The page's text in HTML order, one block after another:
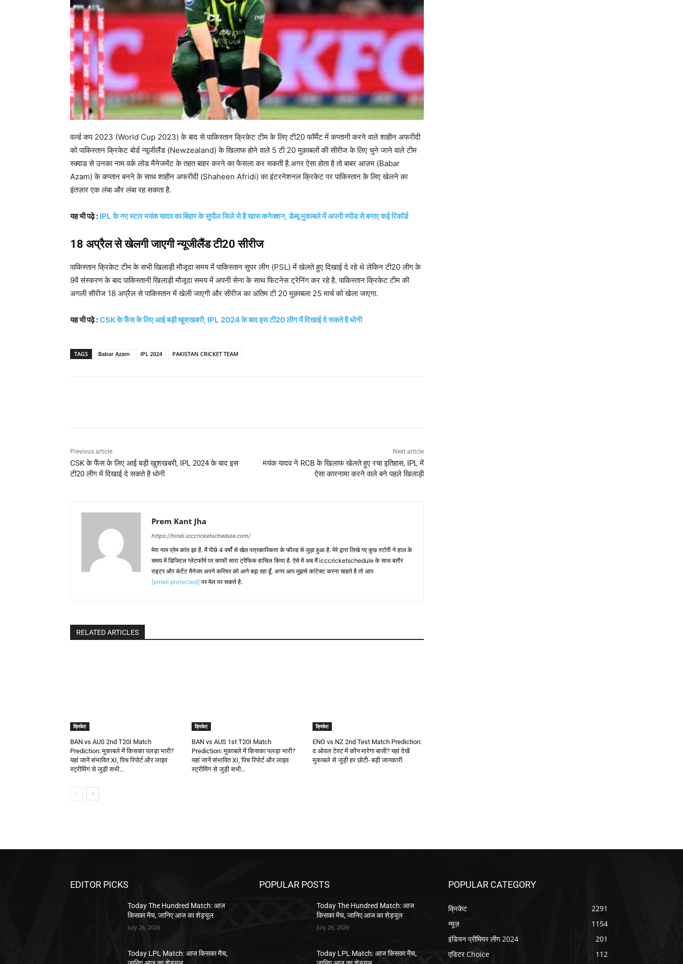
वर्ल्ड कप 2023 (World Cup 2023) के बाद से पाकिस्तान क्रिकेट टीम के लिए टी20 फॉर्मेट में कप्तानी करने वाले शाहीन अफरीदी
को पाकिस्तान क्रिकेट बोर्ड न्यूजीलैंड (Newzealand) के खिलाफ होने वाले 5 टी 20 मुक़ाबलों की सीरीज के लिए चुने जाने वाले टीम
स्क्वाड से उनका नाम वर्क लोड मैनेजमेंट के तहत बाहर करने का फैसला कर सकती है.अगर ऐसा होता है तो बाबर आज़म (Babar
Azam) के कप्तान बनने के साथ शाहीन अफरीदी (Shaheen Afridi) का इंटरनेशनल क्रिकेट पर पाकिस्तान के लिए खेलने का
इंतज़ार एक लंबा और लंबा रह सकता है.
यह भी पढ़े : IPL के नए स्टार मयंक यादव का बिहार के सुपौल जिले से है खास कनेक्शन, डेब्यू मुकाबले में अपनी स्पीड से बनाए कई रिकॉर्ड
18 अप्रैल से खेलगी जाएगी न्यूजीलैंड टी20 सीरीज
पाकिस्तान क्रिकेट टीम के सभी खिलाड़ी मौजूदा समय में पाकिस्तान सुपर लीग (PSL) में खेलते हुए दिखाई दे रहे थे लेकिन टी20 लीग के
9वें संस्करण के बाद पाकिस्तानी खिलाड़ी मौजूदा समय में अपनी सेना के साथ फिटनेस ट्रेनिंग कर रहे है. पाकिस्तान क्रिकेट टीम की
अगली सीरीज 18 अप्रैल से पाकिस्तान में खेली जाएगी और सीरीज का अंतिम टी 20 मुक़ाबला 25 मार्च को खेला जाएगा.
यह भी पढ़े :CSK के फैंस के लिए आई बड़ी खुशखबरी, IPL 2024 के बाद इस टी20 लीग में दिखाई दे सकते है धोनी
TAGS Babar Azam IPL 2024 PAKISTAN CRICKET TEAM
Previous article
CSK के फैंस के लिए आई बड़ी खुशखबरी, IPL 2024 के बाद इस
टी20 लीग में दिखाई दे सकते है धोनी
Next article
मयंक यादव ने RCB के खिलाफ खेलते हुए रचा इतिहास, IPL में
ऐसा कारनामा करने वाले बने पहले खिलाड़ी
Prem Kant Jha
https://hindi.icccricketschedule.com/
मेरा नाम प्रेम कांत झा है. मैं पीछे 4 वर्षों से खेल पत्रकारिकता के फील्ड से जुड़ा हुआ है. मेरे द्वारा लिखे गए कुछ स्टोरी ने हाल के
समय में डिजिटल प्लेटफॉर्म पर काफी सारा ट्रैफिक हासिल किया है. ऐसे में अब मैं icccricketschedule के साथ बतौर
राइटर और कंटेंट मैनेजर अपने करियर को आगे बढ़ा रहा हूँ. अगर आप मुझसे कांटेक्ट करना चाहते है तो आप
[email protected] पर मेल पर सकते है.
RELATED ARTICLES
क्रिकेट
BAN vs AUS 2nd T20I Match
Prediction: मुकाबले में किसका पलड़ा भारी?
यहां जानें संभावित XI, पिच रिपोर्ट और लाइव
स्ट्रीमिंग से जुड़ी सभी...
क्रिकेट
BAN vs AUS 1st T20I Match
Prediction: मुकाबले में किसका पलड़ा भारी?
यहां जानें संभावित XI, पिच रिपोर्ट और लाइव
स्ट्रीमिंग से जुड़ी सभी...
क्रिकेट
ENG vs NZ 2nd Test Match Prediction:
द ओवल टेस्ट में कौन मारेगा बाजी? यहां देखें
मुकाबले से जुड़ी हर छोटी- बड़ी जानकारी
EDITOR PICKS
Today The Hundred Match: आज
किसका मैच, जानिए आज का शेड्यूल
July 26, 2026
Today LPL Match: आज किसका मैच,
POPULAR POSTS
Today The Hundred Match: आज
किसका मैच, जानिए आज का शेड्यूल
July 26, 2026
Today LPL Match: आज किसका मैच,
POPULAR CATEGORY
क्रिकेट
2291
न्यूज़
1154
इंडियन प्रीमियर लीग 2024
201
एडिटर Choice
112